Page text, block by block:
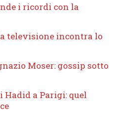
i ricordi con la
televisione incontra lo
Moser: gossip sotto
Hadid a Parigi: quel